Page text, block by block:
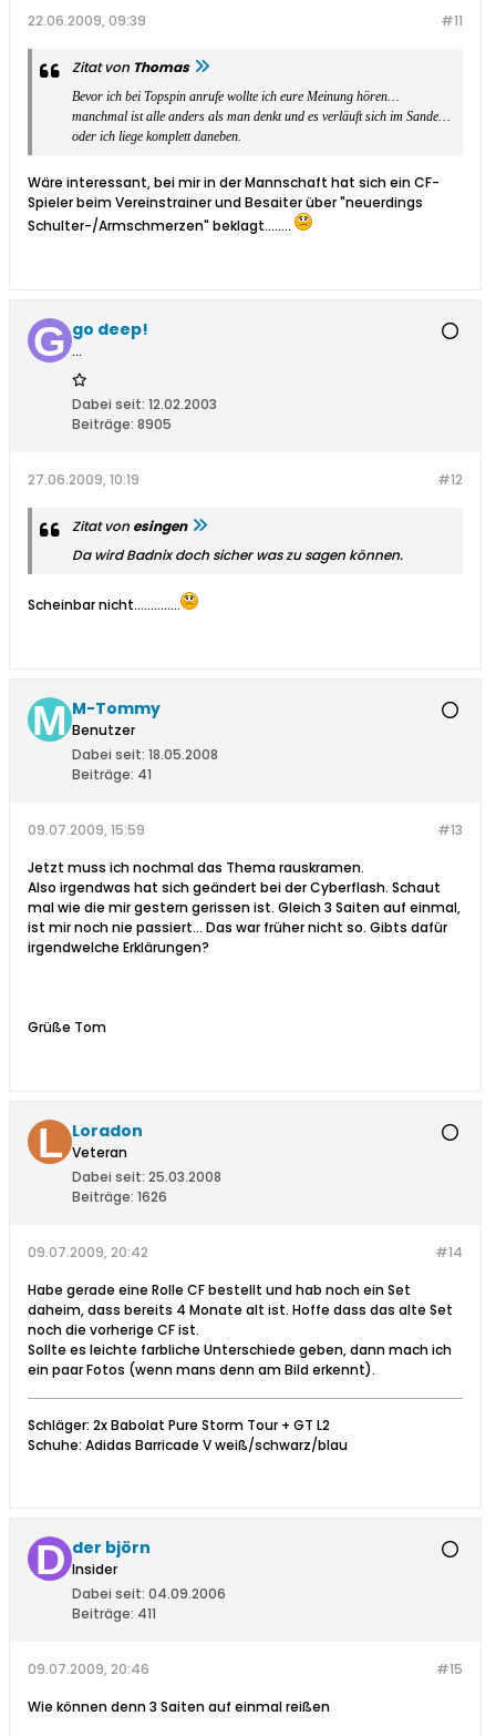
#11
22.06.2009, 09:39
Zitat von Thomas
Bevor ich bei Topspin anrufe wollte ich eure Meinung hören…
manchmal ist alle anders als man denkt und es verläuft sich im Sande…
oder ich liege komplett daneben.
Wäre interessant, bei mir in der Mannschaft hat sich ein CF-
Spieler beim Vereinstrainer und Besaiter über "neuerdings
Schulter-/Armschmerzen" beklagt........
go deep!
...
Dabei seit: 12.02.2003
Beiträge: 8905
#12
27.06.2009, 10:19
Zitat von esingen
Da wird Badnix doch sicher was zu sagen können.
Scheinbar nicht..............
M-Tommy
Benutzer
Dabei seit: 18.05.2008
Beiträge: 41
#13
09.07.2009, 15:59
Jetzt muss ich nochmal das Thema rauskramen.
Also irgendwas hat sich geändert bei der Cyberflash. Schaut
mal wie die mir gestern gerissen ist. Gleich 3 Saiten auf einmal,
ist mir noch nie passiert... Das war früher nicht so. Gibts dafür
irgendwelche Erklärungen?
Grüße Tom
Loradon
Veteran
Dabei seit: 25.03.2008
Beiträge: 1626
#14
09.07.2009, 20:42
Habe gerade eine Rolle CF bestellt und hab noch ein Set
daheim, dass bereits 4 Monate alt ist. Hoffe dass das alte Set
noch die vorherige CF ist.
Sollte es leichte farbliche Unterschiede geben, dann mach ich
ein paar Fotos (wenn mans denn am Bild erkennt).
Schläger: 2x Babolat Pure Storm Tour + GT L2
Schuhe: Adidas Barricade V weiß/schwarz/blau
der björn
Insider
Dabei seit: 04.09.2006
Beiträge: 411
#15
09.07.2009, 20:46
Wie können denn 3 Saiten auf einmal reißen